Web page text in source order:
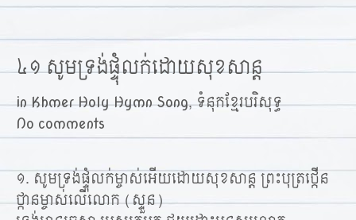
៤១ សូមទ្រង់ផ្ទុំលក់ដោយសុខសាន្ត
inKhmer Holy Hymn Song,ទំនុកខ្មែរបរិសុទ្ធ
No comments
១. សូមទ្រង់ផ្ទុំលក់ម្ចាស់អើយដោយសុខសាន្ត ព្រះបុត្រថ្កើន
ថ្កានម្ចាស់លើលោក (ស្ទួន)